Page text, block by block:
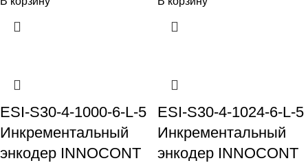
ESI-S30-4-1000-6-L-5
Инкрементальный
энкодер INNOCONT
ESI-S30-4-1024-6-L-5
Инкрементальный
энкодер INNOCONT